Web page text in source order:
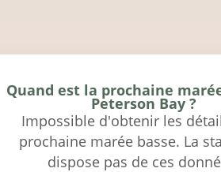
Quand est la prochaine
Peterson Bay ?
Impossible d'obtenir les
prochaine marée basse. La
dispose pas de ces